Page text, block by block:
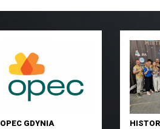
OPEC GDYNIA